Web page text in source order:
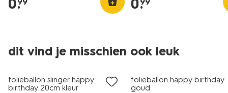
0. 0.
dit vind je misschien ook leuk
folieballon slinger happy
birthday 20cm kleur
folieballon happy birthday
goud